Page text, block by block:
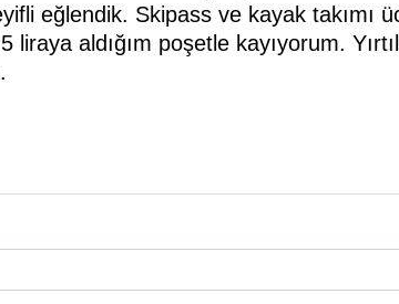
eğlendik. Skipass ve kayak takımı
liraya aldığım poşetle kayıyorum.